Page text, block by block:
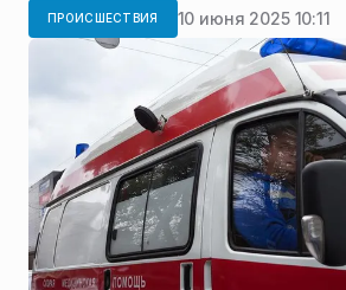
ПРОИСШЕСТВИЯ 10 июня 2025 10:11